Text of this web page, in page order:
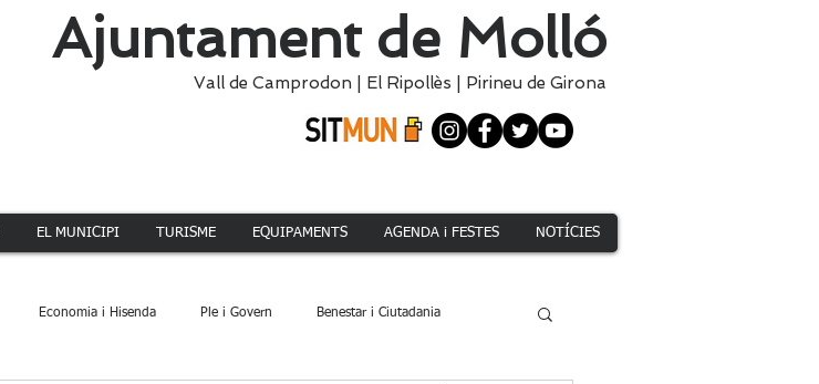
Ajuntament de Molló
Vall de Camprodon El Ripollès Pirineu de Girona
EL MUNICIPI TURISME EQUIPAMENTS AGENDA i FESTES NOTÍCIES
Economia i Hisenda Ple i Govern Benestar i Ciutadania